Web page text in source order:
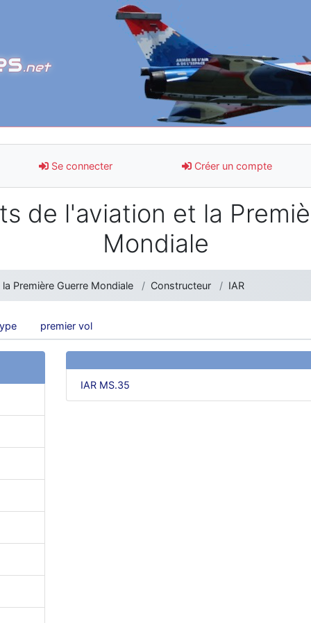
.net
Se connecter Créer un compte
de l'aviation et la
Mondiale
Première Guerre Mondiale Constructeur IAR
premier vol
IAR MS.35